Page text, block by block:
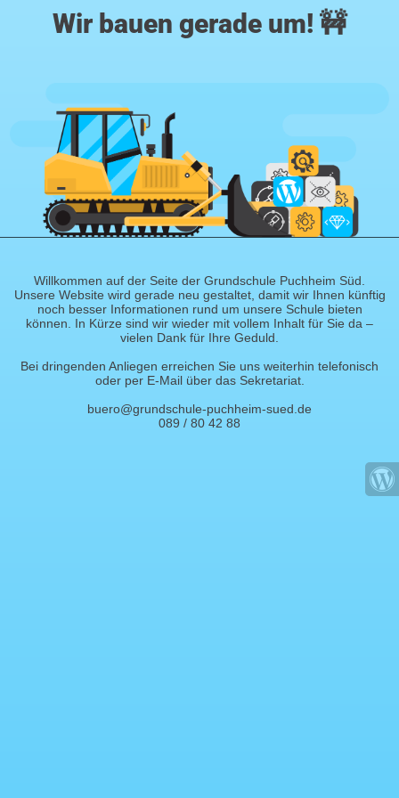
Wir bauen gerade um! 🚧
Willkommen auf der Seite der Grundschule Puchheim Süd.
Unsere Website wird gerade neu gestaltet, damit wir Ihnen künftig
noch besser Informationen rund um unsere Schule bieten
können. In Kürze sind wir wieder mit vollem Inhalt für Sie da –
vielen Dank für Ihre Geduld.
Bei dringenden Anliegen erreichen Sie uns weiterhin telefonisch
oder per E-Mail über das Sekretariat.
buero@grundschule-puchheim-sued.de
089 / 80 42 88